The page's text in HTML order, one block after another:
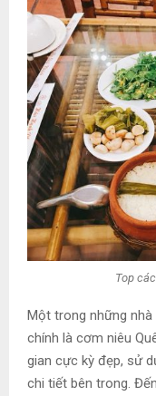
Top
Một trong những
chính là cơm niêu
gian cực kỳ đẹp, sử
chi tiết bên trong.